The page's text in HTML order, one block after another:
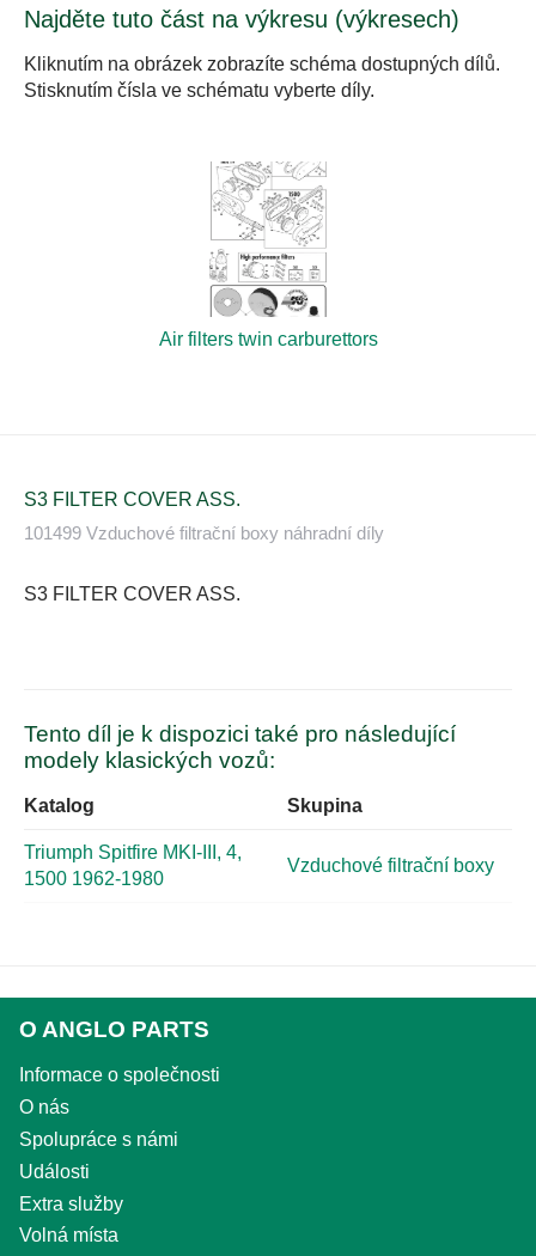
Najděte tuto část na výkresu (výkresech)
Kliknutím na obrázek zobrazíte schéma dostupných dílů.
Stisknutím čísla ve schématu vyberte díly.
Air filters twin carburettors
S3 FILTER COVER ASS.
101499 Vzduchové filtrační boxy náhradní díly
S3 FILTER COVER ASS.
Tento díl je k dispozici také pro následující
modely klasických vozů:
Katalog Skupina
Triumph Spitfire MKI-III, 4,
1500 1962-1980
Vzduchové filtrační boxy
O ANGLO PARTS
Informace o společnosti
O nás
Spolupráce s námi
Události
Extra služby
Volná místa